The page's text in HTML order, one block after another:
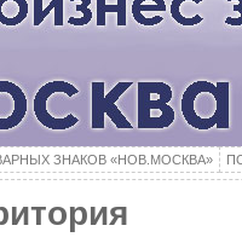
ЗНАКОВ «НОВ.МОСКВА»